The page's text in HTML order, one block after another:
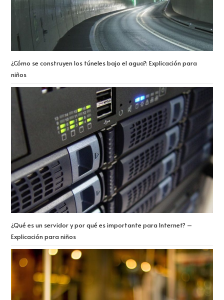
¿Cómo se construyen los túneles bajo el agua?: Explicación para
niños
¿Qué es un servidor y por qué es importante para Internet? –
Explicación para niños